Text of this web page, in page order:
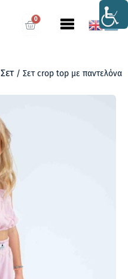
0
Σετ/ Σετ crop top με παντελόνα